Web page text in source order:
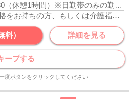
（休憩1時間） ※日勤帯のみの勤務
社会福祉士資格をお持ちの方、もしくは介護福祉士資格をお持ちの方
料） 詳細を見る
ープする
度ボタンをクリックしてください